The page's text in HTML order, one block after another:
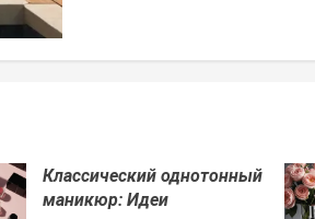
Классический однотонный
маникюр: Идеи